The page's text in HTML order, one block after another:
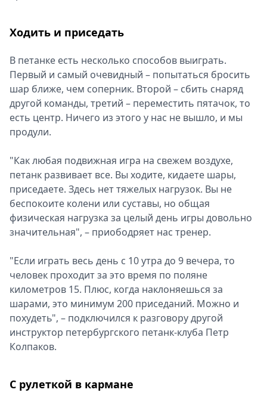
Ходить и приседать
В петанке есть несколько способов выиграть.
Первый и самый очевидный – попытаться бросить
шар ближе, чем соперник. Второй – сбить снаряд
другой команды, третий – переместить пятачок, то
есть центр. Ничего из этого у нас не вышло, и мы
продули.
"Как любая подвижная игра на свежем воздухе,
петанк развивает все. Вы ходите, кидаете шары,
приседаете. Здесь нет тяжелых нагрузок. Вы не
беспокоите колени или суставы, но общая
физическая нагрузка за целый день игры довольно
значительная", – приободряет нас тренер.
"Если играть весь день с 10 утра до 9 вечера, то
человек проходит за это время по поляне
километров 15. Плюс, когда наклоняешься за
шарами, это минимум 200 приседаний. Можно и
похудеть", – подключился к разговору другой
инструктор петербургского петанк-клуба Петр
Колпаков.
С рулеткой в кармане